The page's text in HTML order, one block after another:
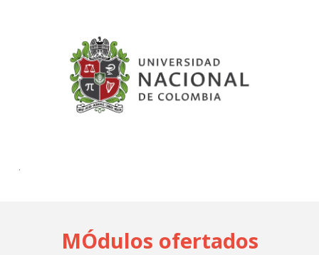
Entrar
Cadastrar
.
MÓdulos ofertados